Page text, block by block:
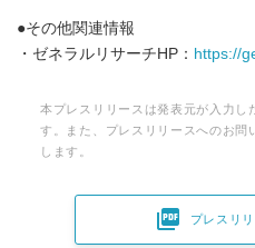
●その他関連情報
・ゼネラルリサーチHP： https://
本プレスリリースは発表元が入力し
す。また、プレスリリースへのお問
します。
 プレスリ